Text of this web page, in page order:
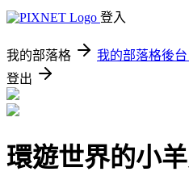
登入
我的部落格 我的部落格後台
登出
環遊世界的小